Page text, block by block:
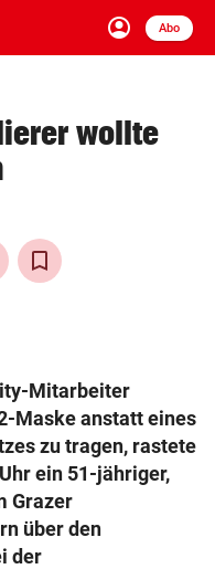
account_circle
Anmelden
Abo
close Schließen
arrow_right
wollte
Mitarbeiter
Maske anstatt eines
zu tragen, rastete
ein 51-jähriger,
Grazer
über den
der